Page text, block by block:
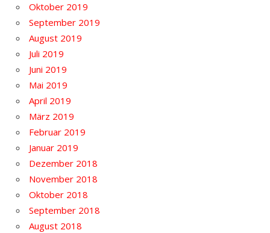
Oktober 2019
September 2019
August 2019
Juli 2019
Juni 2019
Mai 2019
April 2019
März 2019
Februar 2019
Januar 2019
Dezember 2018
November 2018
Oktober 2018
September 2018
August 2018